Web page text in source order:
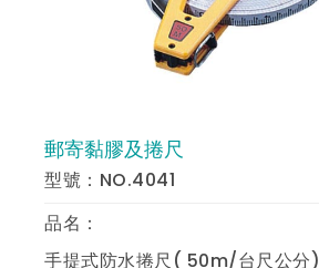
郵寄黏膠及捲尺
型號：NO.4041
品名：
手提式防水捲尺( 50m/台尺公分)